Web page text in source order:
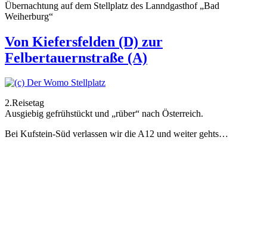
Übernachtung auf dem Stellplatz des Lanndgasthof „Bad
Weiherburg“
Von Kiefersfelden (D) zur
Felbertauernstraße (A)
2.Reisetag
Ausgiebig gefrühstückt und „rüber“ nach Österreich.
Bei Kufstein-Süd verlassen wir die A12 und weiter gehts…